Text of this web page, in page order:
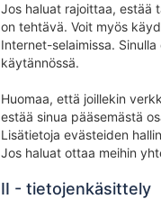
Jos haluat rajoittaa, estää
on tehtävä. Voit myös
Internet-selaimissa.
käytännössä.
Huomaa, että joillekin
estää sinua pääsemästä
Lisätietoja evästeiden
Jos haluat ottaa meihin
II - tietojenkäsittely